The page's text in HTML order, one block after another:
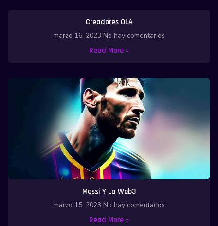
Creadores OLA
marzo 16, 2023 No hay comentarios
Read More »
Messi Y La Web3
marzo 15, 2023 No hay comentarios
Read More »